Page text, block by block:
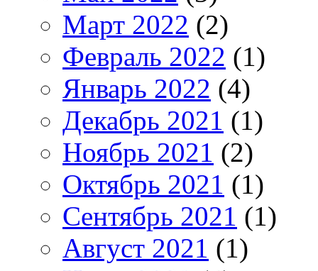
Март 2022 (2)
Февраль 2022 (1)
Январь 2022 (4)
Декабрь 2021 (1)
Ноябрь 2021 (2)
Октябрь 2021 (1)
Сентябрь 2021 (1)
Август 2021 (1)